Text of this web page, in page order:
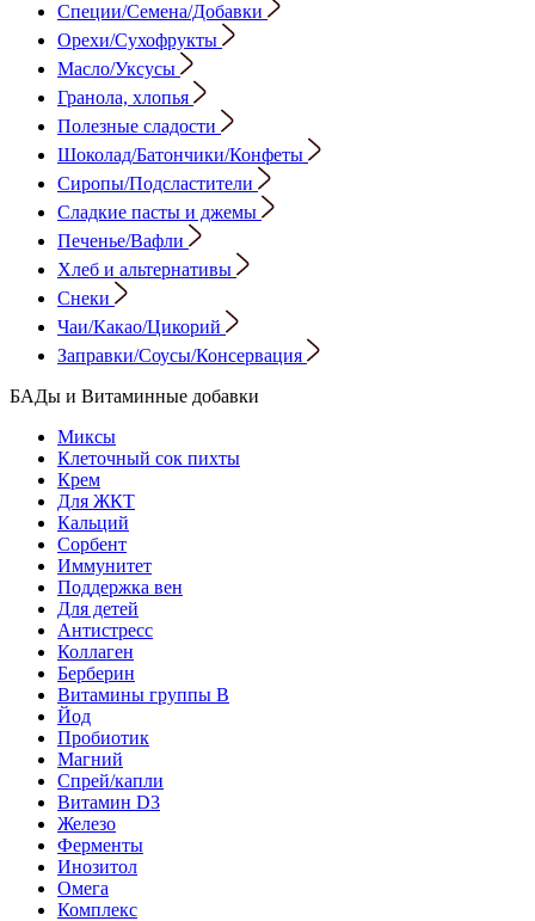
Специи/Семена/Добавки
Орехи/Сухофрукты
Масло/Уксусы
Гранола, хлопья
Полезные сладости
Шоколад/Батончики/Конфеты
Сиропы/Подсластители
Сладкие пасты и джемы
Печенье/Вафли
Хлеб и альтернативы
Снеки
Чаи/Какао/Цикорий
Заправки/Соусы/Консервация
БАДы и Витаминные добавки
Миксы
Клеточный сок пихты
Крем
Для ЖКТ
Кальций
Сорбент
Иммунитет
Поддержка вен
Для детей
Антистресс
Коллаген
Берберин
Витамины группы B
Йод
Пробиотик
Магний
Спрей/капли
Витамин D3
Железо
Ферменты
Инозитол
Омега
Комплекс